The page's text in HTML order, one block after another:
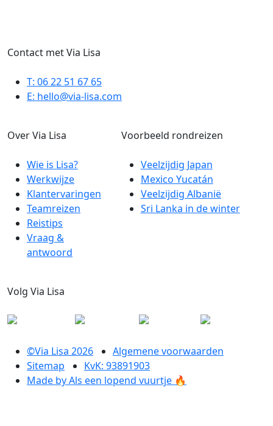
Contact met Via Lisa
T: 06 22 51 67 65
E: hello@via-lisa.com
Over Via Lisa
Wie is Lisa?
Werkwijze
Klantervaringen
Teamreizen
Reistips
Vraag &
antwoord
Voorbeeld rondreizen
Veelzijdig Japan
Mexico Yucatán
Veelzijdig Albanië
Sri Lanka in de winter
Volg Via Lisa
©Via Lisa 2026
Algemene voorwaarden
Sitemap
KvK: 93891903
Made by Als een lopend vuurtje 🔥